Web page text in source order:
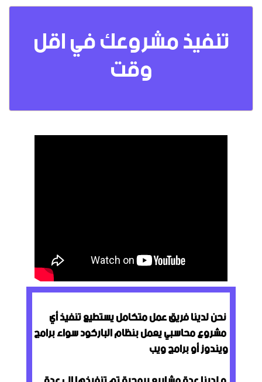
تنفيذ مشروعك في اقل
وقت